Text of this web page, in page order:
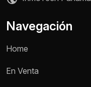
Nombre *
Navegación
Home
En Venta